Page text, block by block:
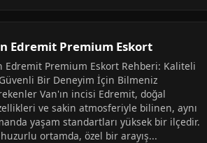
Edremit Premium Eskort
Edremit Premium Eskort Rehberi: Kaliteli
Bir Deneyim İçin Bilmeniz
Van'ın incisi Edremit, doğal
ve sakin atmosferiyle bilinen, aynı
yaşam standartları yüksek bir ilçedir.
ortamda, özel bir arayış...